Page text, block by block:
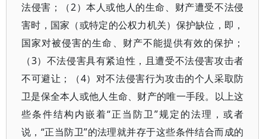
法侵害；（2）本人或他人的生命、财产遭受不法侵
害时，国家（或特定的公权力机关）保护缺位，即，
国家对被侵害的生命、财产不能提供有效的保护；
（3）不法侵害具有紧迫性，且遭受不法侵害攻击者
不可避让；（4）对不法侵害行为攻击的个人采取防
卫是保全本人或他人生命、财产的唯一手段。以上这
些条件结构内嵌着“正当防卫”规定的法理，或者
说，“正当防卫”的法理就并存于这些条件结合而成的